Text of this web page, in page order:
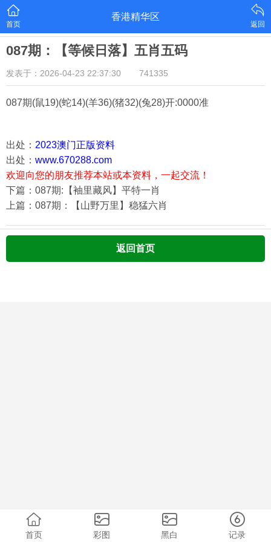
首页
香港精华区
返回
087期：【等候日落】五肖五码
发表于：2026-04-23 22:37:30 741335
087期(鼠19)(蛇14)(羊36)(猪32)(兔28)开:0000准
出处： 2023澳门正版资料
出处： www.670288.com
欢迎向您的朋友推荐本站或本资料，一起交流！
下篇：087期:【袖里藏风】平特一肖
上篇：087期：【山野万里】稳猛六肖
返回首页
首页 彩图 黑白 记录